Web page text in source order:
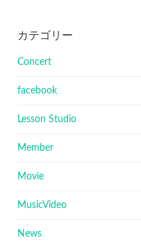
カテゴリー
Concert
facebook
Lesson Studio
Member
Movie
MusicVideo
News